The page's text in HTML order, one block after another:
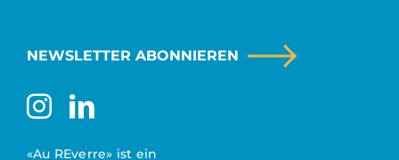
NEWSLETTER ABONNIEREN
«Au REverre» ist ein